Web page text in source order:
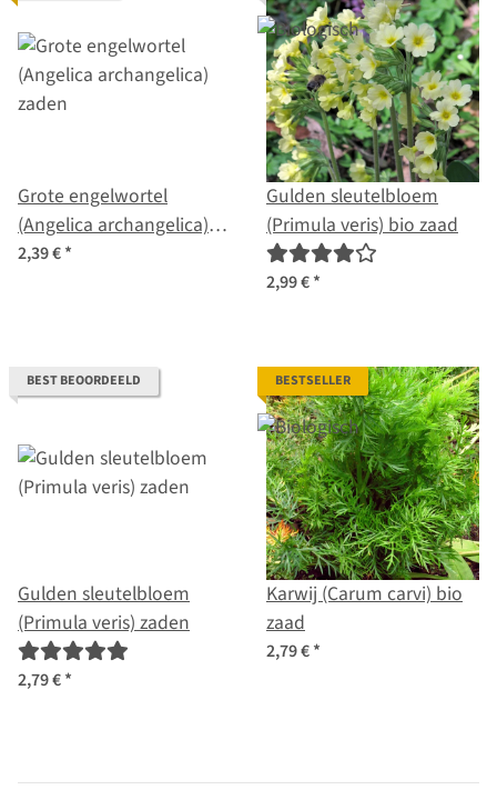
Grote engelwortel
(Angelica archangelica)
zaden
2,39 €*
Gulden sleutelbloem
(Primula veris) bio zaad
2,99 €*
BEST BEOORDEELD
Gulden sleutelbloem
(Primula veris) zaden
2,79 €*
BESTSELLER
Karwij (Carum carvi) bio
zaad
2,79 €*